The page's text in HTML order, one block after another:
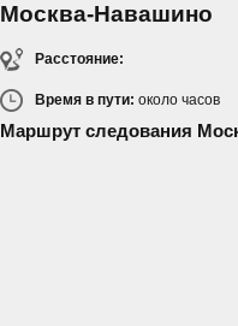
Москва-Навашино
Расстояние:
Время в пути: около часов
Маршрут следования